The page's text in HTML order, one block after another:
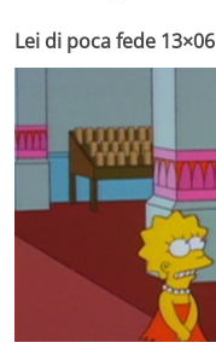
Lei di poca fede 13×06